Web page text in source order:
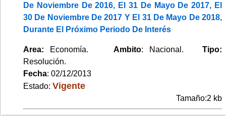
De Noviembre De 2016, El 31 De Mayo De 2017, El
30 De Noviembre De 2017 Y El 31 De Mayo De 2018,
Durante El Próximo Periodo De Interés
Area: Economía. Ambito: Nacional.Tipo:
Resolución.
Fecha: 02/12/2013
Estado: Vigente
Tamaño:2 kb